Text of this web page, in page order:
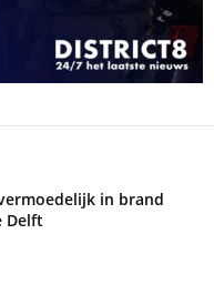
in brand
Delft